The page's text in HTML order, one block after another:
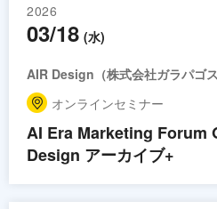
2026
03/18 (水)
AIR Design（株式会社ガラパゴ
オンラインセミナー
AI Era Marketing Forum
Design アーカイブ+